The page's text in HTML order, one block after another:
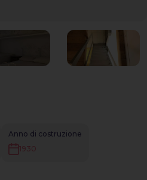
Anno di costruzione
1930